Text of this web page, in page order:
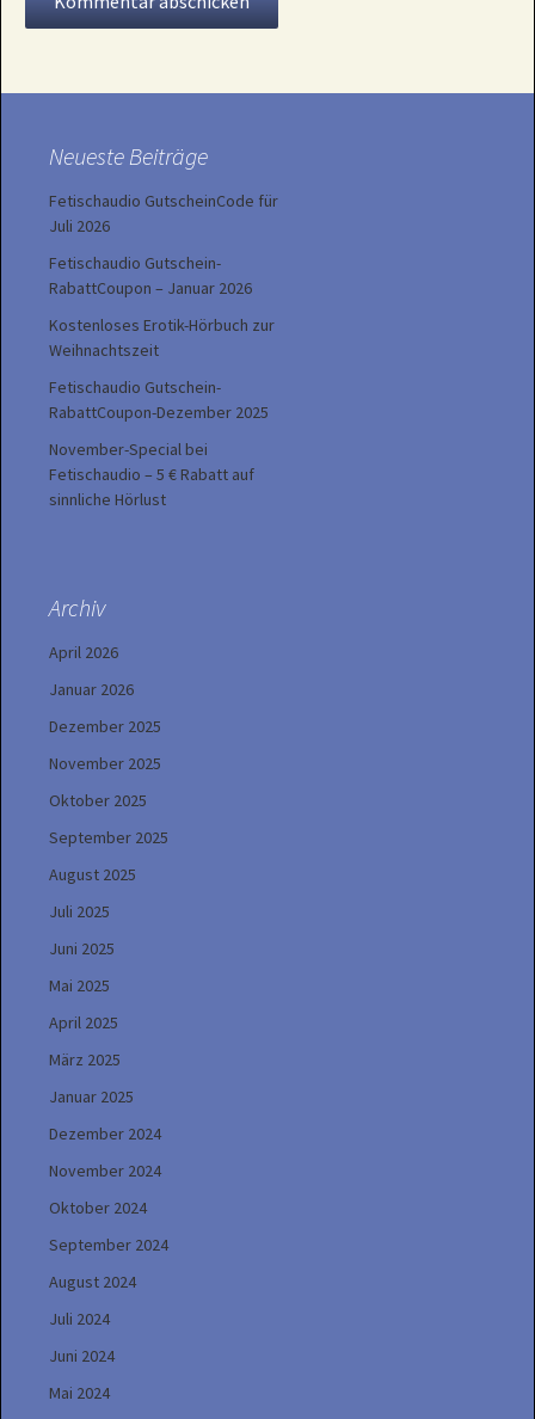
Neueste Beiträge
Fetischaudio GutscheinCode für
Juli 2026
Fetischaudio Gutschein-
RabattCoupon – Januar 2026
Kostenloses Erotik-Hörbuch zur
Weihnachtszeit
Fetischaudio Gutschein-
RabattCoupon-Dezember 2025
November-Special bei
Fetischaudio – 5 € Rabatt auf
sinnliche Hörlust
Archiv
April 2026
Januar 2026
Dezember 2025
November 2025
Oktober 2025
September 2025
August 2025
Juli 2025
Juni 2025
Mai 2025
April 2025
März 2025
Januar 2025
Dezember 2024
November 2024
Oktober 2024
September 2024
August 2024
Juli 2024
Juni 2024
Mai 2024